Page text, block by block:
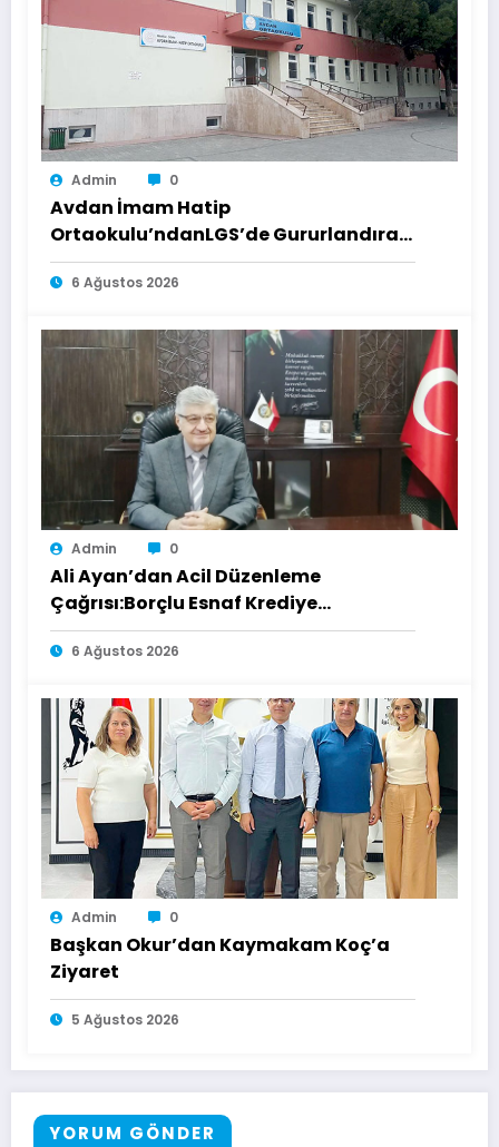
Admin 0
Avdan İmam Hatip
Ortaokulu’ndanLGS’de Gururlandıran
Başarı
6 Ağustos 2026
Admin 0
Ali Ayan’dan Acil Düzenleme
Çağrısı:Borçlu Esnaf Krediye
Ulaşamıyor
6 Ağustos 2026
Admin 0
Başkan Okur’dan Kaymakam Koç’a
Ziyaret
5 Ağustos 2026
YORUM GÖNDER